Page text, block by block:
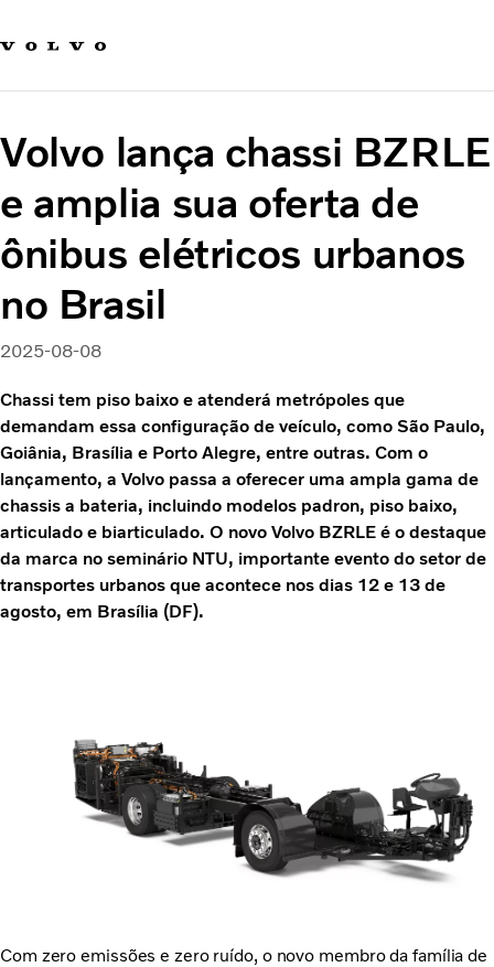
Carreira
Quem Somos
Sustentabilidade e Segurança
Volvo lança chassi BZRLE
e amplia sua oferta de
ônibus elétricos urbanos
no Brasil
2025-08-08
Chassi tem piso baixo e atenderá metrópoles que
demandam essa configuração de veículo, como São Paulo,
Goiânia, Brasília e Porto Alegre, entre outras. Com o
lançamento, a Volvo passa a oferecer uma ampla gama de
chassis a bateria, incluindo modelos padron, piso baixo,
articulado e biarticulado. O novo Volvo BZRLE é o destaque
da marca no seminário NTU, importante evento do setor de
transportes urbanos que acontece nos dias 12 e 13 de
agosto, em Brasília (DF).
Com zero emissões e zero ruído, o novo membro da família de